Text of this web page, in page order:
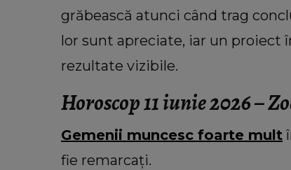
grăbească atunci când trag
lor sunt apreciate, iar un proiect
rezultate vizibile.
Horoscop 11 iunie 2026 –
Gemenii muncesc foarte mult
fie remarcați.